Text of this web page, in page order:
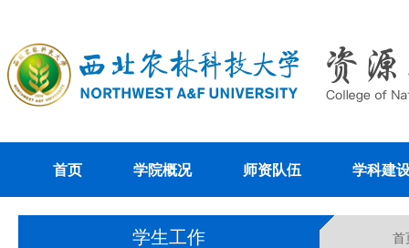
首页 学院概况 师资队伍 学科建
学生工作 首